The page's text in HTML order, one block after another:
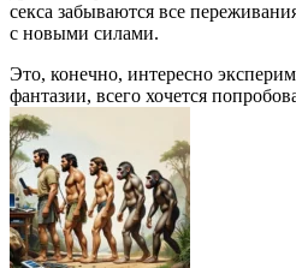
секса забываются все
с новыми силами.
Это, конечно, интересно
фантазии, всего хочется